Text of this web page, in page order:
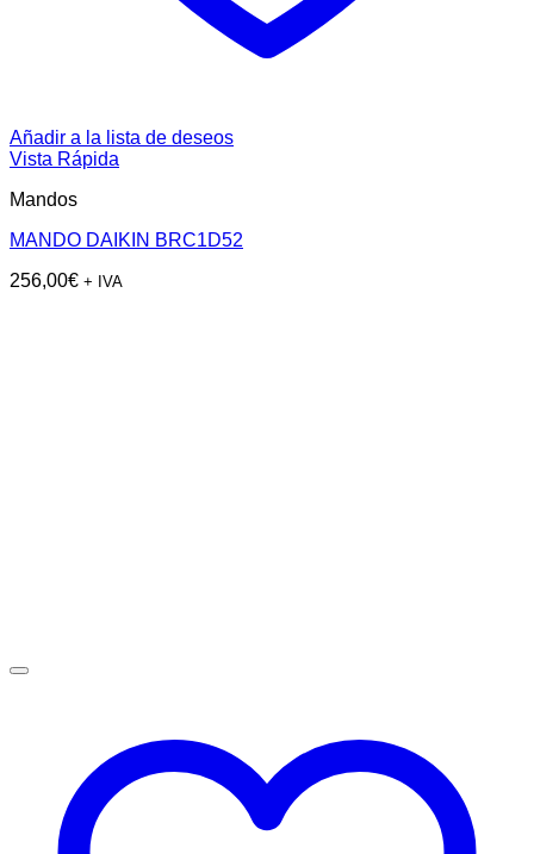
Añadir a la lista de deseos
Vista Rápida
Mandos
MANDO DAIKIN BRC1D52
256,00€ + IVA